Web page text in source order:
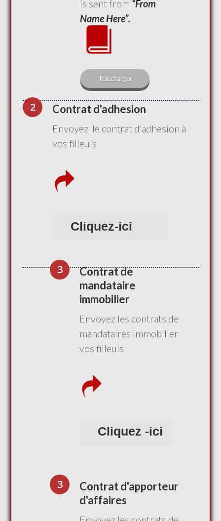
is sent from “From
Name Here”.
Telecharger
2 Contrat d'adhesion
Envoyez le contrat d'adhesion à
vos filleuls
Cliquez-ici
3
Contrat de
mandataire
immobilier
Envoyez les contrats de
mandataires immobilier
vos filleuls
Cliquez -ici
3
Contrat d'apporteur
d'affaires